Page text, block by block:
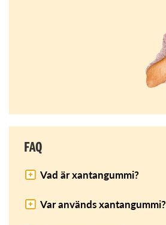
FAQ
Vad är xantangummi?
Var används xantangummi?